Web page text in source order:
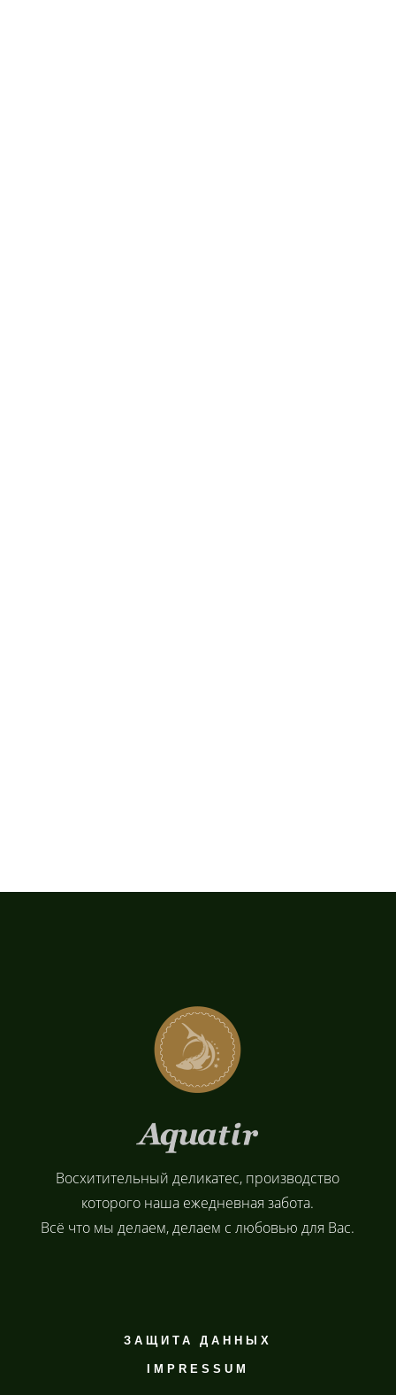
Восхитительный деликатес, производство
которого наша ежедневная забота.
Всё что мы делаем, делаем с любовью для Вас.
ЗАЩИТА ДАННЫХ
IMPRESSUM